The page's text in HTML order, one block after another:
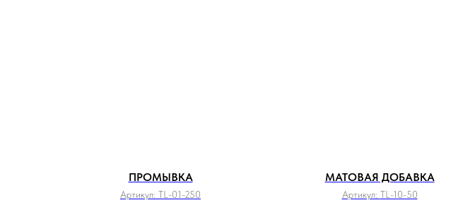
ПРОМЫВКА
Артикул: TL-01-250
МАТОВАЯ ДОБАВКА
Артикул: TL-10-50